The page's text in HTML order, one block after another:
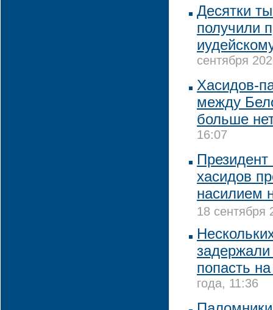
Десятки
получили
сентября
Хасидов-
между
больше
16:07
хасидов
насилием
18 сентября
задержали
попасть
года, 11:36